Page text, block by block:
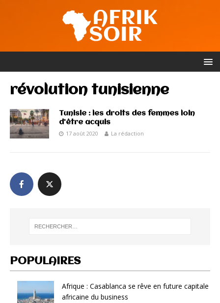
révolution tunisienne
Tunisie : les droits des femmes loin
d’être acquis
17 août 2020 La rédaction
POPULAIRES
Afrique : Casablanca se rêve en future capitale
africaine du business